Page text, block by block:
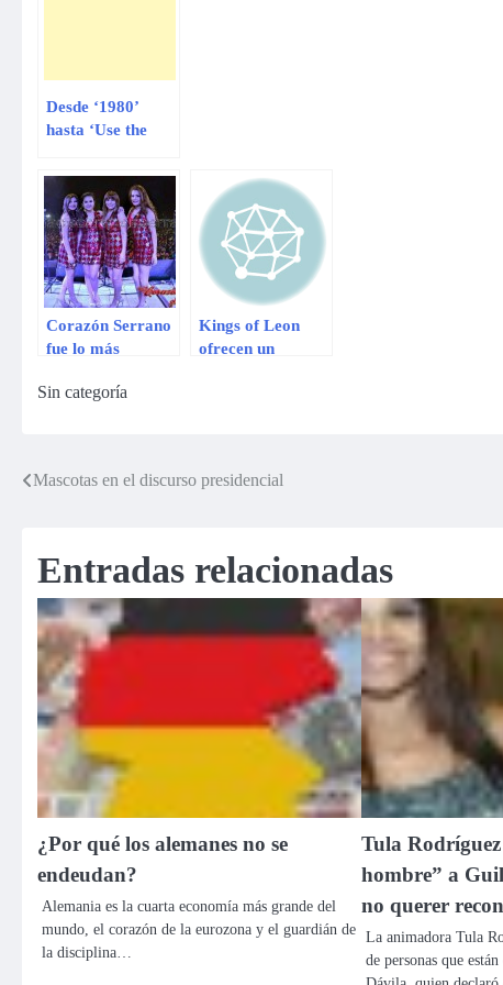
Desde ‘1980’
hasta ‘Use the
bromas de
YouTube por la
semana geek!
Corazón Serrano
fue lo más
en Youtube
Kings of Leon
ofrecen un
Sin categoría
Navegación
entradas
Mascotas en el discurso presidencial
Entradas relacionadas
¿Por qué los alemanes no se
endeudan?
Alemania es la cuarta economía más grande del
mundo, el corazón de la eurozona y el guardián de
la disciplina…
Tula
hombre” a
no querer
La animadora Tula
de personas que